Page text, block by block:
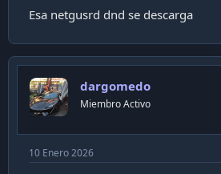
Alguna sugerencia respecto al tema
Cabe señalar que con el
Proyect tv dejamos configurado el
inicie antes que todas las app
Esa netgusrd dnd se descarga
dargomedo
Miembro Activo
10 Enero 2026